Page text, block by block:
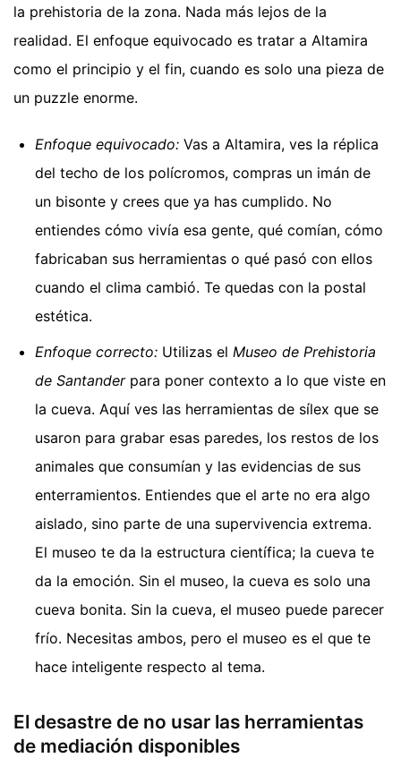
la prehistoria de la zona. Nada más lejos de la
realidad. El enfoque equivocado es tratar a Altamira
como el principio y el fin, cuando es solo una pieza de
un puzzle enorme.
Enfoque equivocado: Vas a Altamira, ves la réplica
del techo de los polícromos, compras un imán de
un bisonte y crees que ya has cumplido. No
entiendes cómo vivía esa gente, qué comían, cómo
fabricaban sus herramientas o qué pasó con ellos
cuando el clima cambió. Te quedas con la postal
estética.
Enfoque correcto: Utilizas el Museo de Prehistoria
de Santanderpara poner contexto a lo que viste en
la cueva. Aquí ves las herramientas de sílex que se
usaron para grabar esas paredes, los restos de los
animales que consumían y las evidencias de sus
enterramientos. Entiendes que el arte no era algo
aislado, sino parte de una supervivencia extrema.
El museo te da la estructura científica; la cueva te
da la emoción. Sin el museo, la cueva es solo una
cueva bonita. Sin la cueva, el museo puede parecer
frío. Necesitas ambos, pero el museo es el que te
hace inteligente respecto al tema.
El desastre de no usar las herramientas
de mediación disponibles